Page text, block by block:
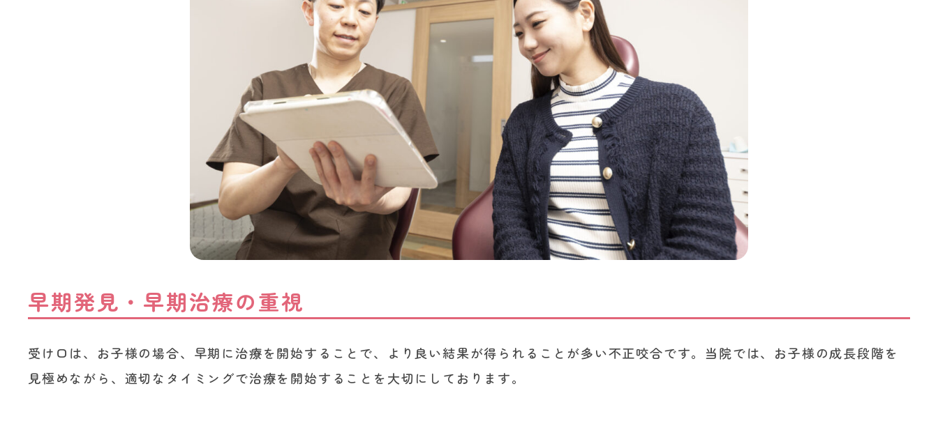
早期発見・早期治療の重視
受け口は、お子様の場合、早期に治療を開始することで、より良い結果が得られることが多い不正咬合です。当院では、お子様の成長段階を
見極めながら、適切なタイミングで治療を開始することを大切にしております。